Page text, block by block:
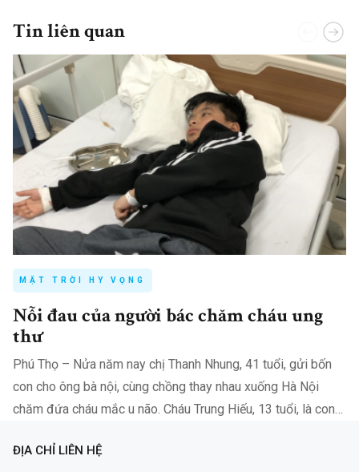
Tin liên quan
MẶT TRỜI HY VỌNG
Nỗi đau của người bác chăm cháu ung
thư
Phú Thọ – Nửa năm nay chị Thanh Nhung, 41 tuổi, gửi bốn
con cho ông bà nội, cùng chồng thay nhau xuống Hà Nội
chăm đứa cháu mắc u não. Cháu Trung Hiếu, 13 tuổi, là con
ĐỊA CHỈ LIÊN HỆ